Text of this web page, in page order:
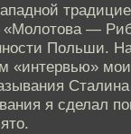
«Молотова —
Польши.
«интервью»
я сделал